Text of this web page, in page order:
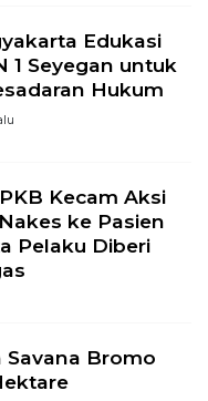
Edukasi
1 Seyegan untuk
Hukum
Kecam Aksi
ke Pasien
Pelaku Diberi
Savana Bromo